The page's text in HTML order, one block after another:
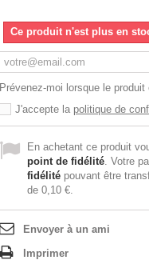
Ce produit n'est plus en
Prévenez-moi lorsque le
J'accepte la politique de
En achetant ce produit
point de fidélité. Votre
fidélité pouvant être
de 0,10 €.
Envoyer à un ami
Imprimer